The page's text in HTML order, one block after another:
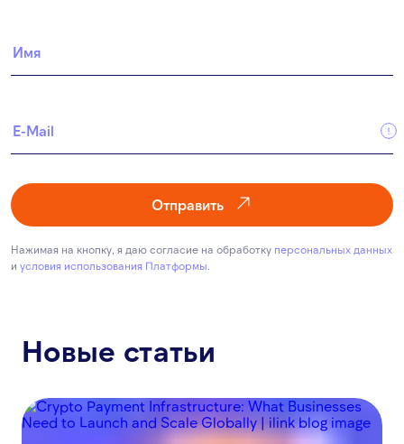
Отправить
Нажимая на кнопку, я даю согласие на обработку персональных данных
и условия использования Платформы
Новые статьи